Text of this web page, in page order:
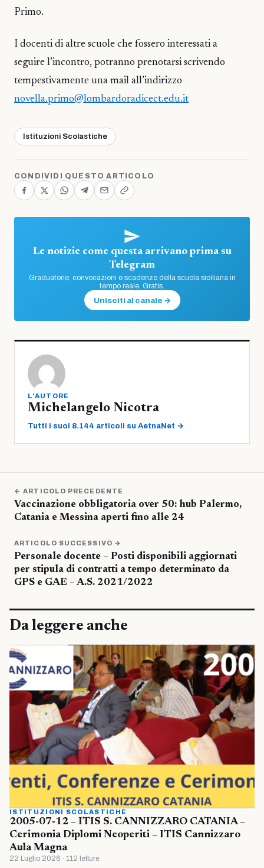
Primo.
I docenti di altre scuole che fossero interessati a
seguire l’incontro, potranno prenotarsi scrivendo
tempestivamente una mail all’indirizzo
novella.primo@lombardoradicect.edu.it
Istituzioni Scolastiche
CONDIVIDI QUESTO ARTICOLO
Le notizie come questa arrivano prima su
Telegram
Graduatorie, convocazioni e scadenze della scuola siciliana in
tempo reale. Gratis.
Unisciti al canale →
L'AUTORE
Michelangelo Nicotra
Tutti i suoi 8.144 articoli su AetnaNet →
← ARTICOLO PRECEDENTE
Vaccinazione obbligatoria over 50: hub Palermo,
Catania e Messina aperti fino alle 24
ARTICOLO SUCCESSIVO →
Personale docente – Posti disponibili aggiornati
per stipula di contratti a tempo determinato da
GPS e GAE – A.S. 2021/2022
Da leggere anche
ISTITUZIONI SCOLASTICHE
2005-07-12 – ITIS S. CANNIZZARO CATANIA –
Cerimonia Diplomi Neoperiti – ITIS Cannizzaro
Aula Magna
22 Luglio 2026 · 112 letture